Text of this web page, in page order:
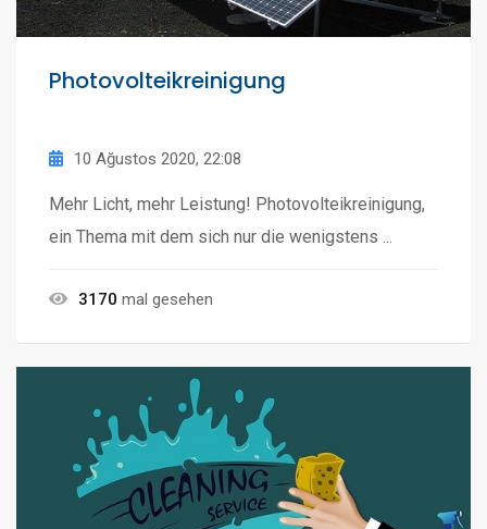
Photovolteikreinigung
10 Ağustos 2020, 22:08
Mehr Licht, mehr Leistung! Photovolteikreinigung,
ein Thema mit dem sich nur die wenigstens ...
3170 mal gesehen